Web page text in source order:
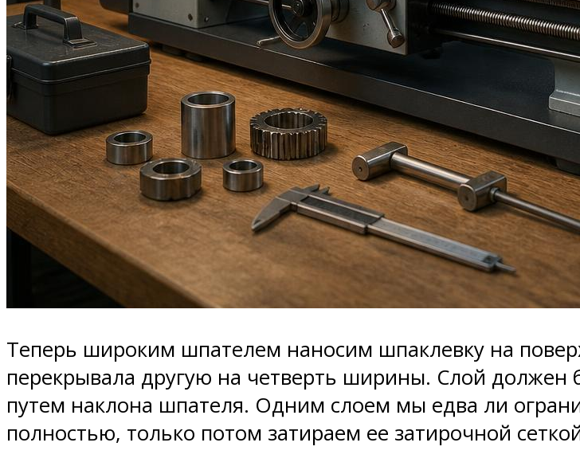
Теперь широким шпателем наносим шпаклевку на
перекрывала другую на четверть ширины. Слой должен
путем наклона шпателя. Одним слоем мы едва ли
полностью, только потом затираем ее затирочной